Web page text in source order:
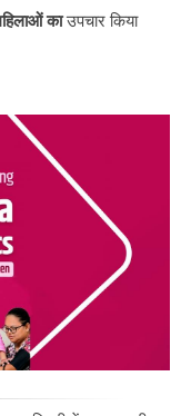
काउपचार किया